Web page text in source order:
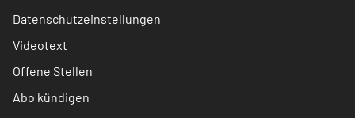
Datenschutzeinstellungen
Videotext
Offene Stellen
Abo kündigen